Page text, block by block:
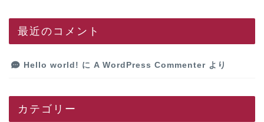
最近のコメント
Hello world! に A WordPress Commenter より
カテゴリー